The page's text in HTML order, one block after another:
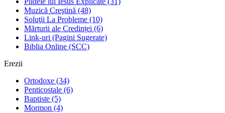
Muzică Creştină (48)
Soluţii La Probleme (10)
Mărturii ale Credinței (6)
Link-uri (Pagini Sugerate)
Biblia Online (SCC)
Erezii
Ortodoxe (34)
Penticostale (6)
Baptiste (5)
Mormon (4)